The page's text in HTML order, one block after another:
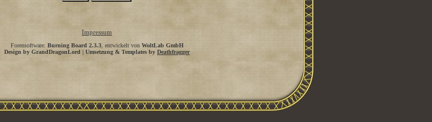
Impressum
Forensoftware: Burning Board 2.3.3, entwickelt von WoltLab GmbH
Design by GrandDragonLord | Umsetzung & Templates by Deathfragger